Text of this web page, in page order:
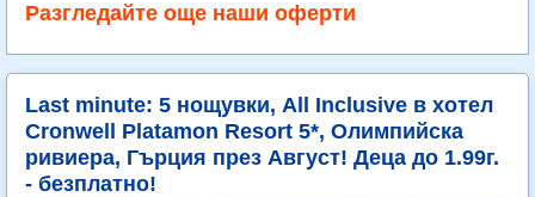
Разгледайте още наши оферти
Last minute: 5 нощувки, All Inclusive в хотел
Cronwell Platamon Resort 5*, Олимпийска
ривиера, Гърция през Август! Деца до 1.99г.
- безплатно!